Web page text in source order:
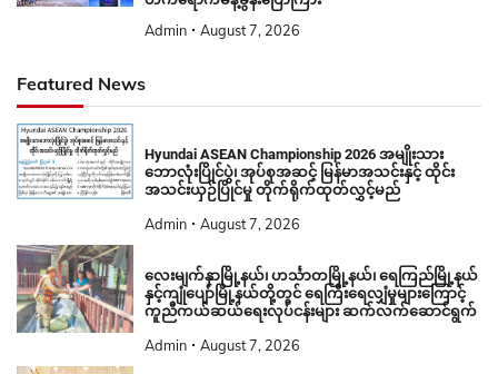
Admin August 7, 2026
Featured News
Hyundai ASEAN Championship 2026 အမျိုးသား
ဘောလုံးပြိုင်ပွဲ၊ အုပ်စုအဆင့် မြန်မာအသင်းနှင့် ထိုင်း
အသင်းယှဉ်ပြိုင်မှု တိုက်ရိုက်ထုတ်လွှင့်မည်
Admin August 7, 2026
လေးမျက်နှာမြို့နယ်၊ ဟင်္သာတမြို့နယ်၊ ရေကြည်မြို့နယ်
နှင့်ကျုံပျော်မြို့နယ်တို့တွင် ရေကြီးရေလျှံမှုများကြောင့်
ကူညီကယ်ဆယ်ရေးလုပ်ငန်းများ ဆက်လက်ဆောင်ရွက်
Admin August 7, 2026